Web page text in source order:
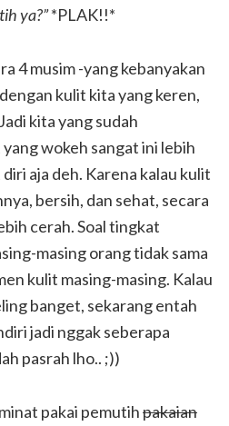
ya?”*PLAK!!*
4 musim -yang kebanyakan
kulit kita yang keren,
kita yang sudah
wokeh sangat ini lebih
aja deh. Karena kalau kulit
bersih, dan sehat, secara
cerah. Soal tingkat
masing orang tidak sama
kulit masing-masing. Kalau
banget, sekarang entah
jadi nggak seberapa
pasrah lho.. ;))
pakai pemutihpakaian